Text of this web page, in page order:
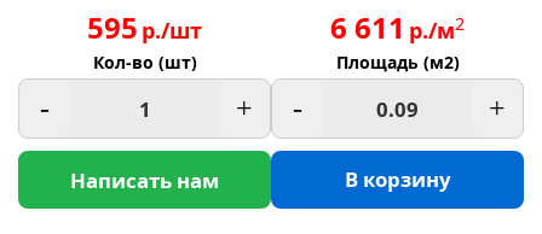
595 р./шт
Кол-во (шт)
- +
Написать нам
6 611 р./м2
Площадь (м2)
- +
В корзину